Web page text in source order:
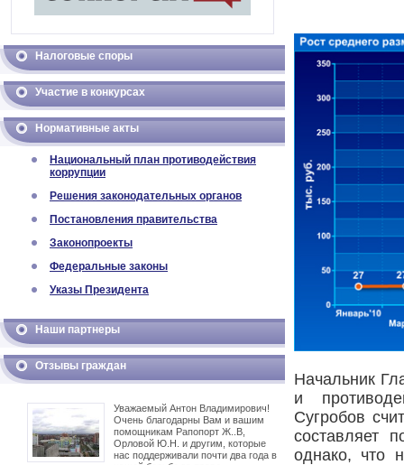
Налоговые споры
Участие в конкурсах
Нормативные акты
Национальный план противодействия
коррупции
Решения законодательных органов
Постановления правительства
Законопроекты
Федеральные законы
Указы Президента
Наши партнеры
Отзывы граждан
Уважаемый Антон Владимирович!
Очень благодарны Вам и вашим
помощникам Рапопорт Ж..В,
Орловой Ю.Н. и другим, которые
нас поддерживали почти два года в
Начальник
и
Сугробов
составляет
однако, что